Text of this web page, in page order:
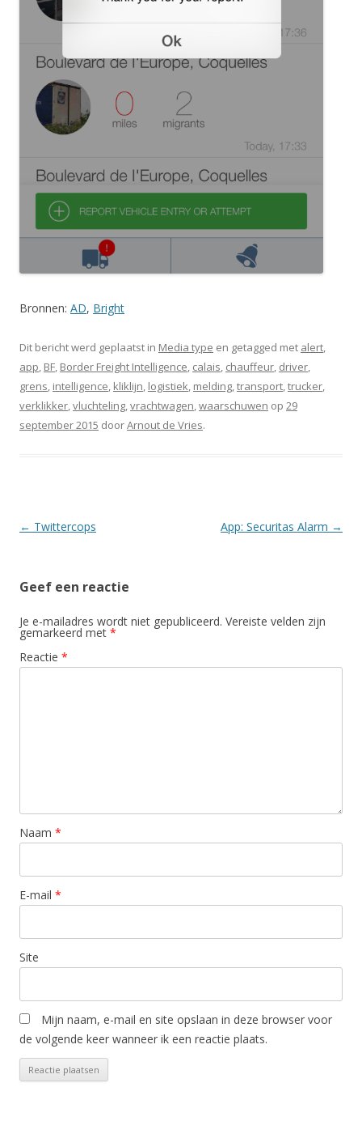
Bronnen: AD, Bright
Dit bericht werd geplaatst in Media type en getagged met alert,
app, BF, Border Freight Intelligence, calais, chauffeur, driver,
grens, intelligence, kliklijn, logistiek, melding,transport,trucker,
verklikker,vluchteling,vrachtwagen,waarschuwen op 29
september 2015 doorArnout de Vries.
Berichtnavigatie
← Twittercops App: Securitas Alarm →
Geef een reactie
Je e-mailadres wordt niet gepubliceerd. Vereiste velden zijn
gemarkeerd met *
Reactie *
Naam *
E-mail *
Site
Mijn naam, e-mail en site opslaan in deze browser voor
de volgende keer wanneer ik een reactie plaats.